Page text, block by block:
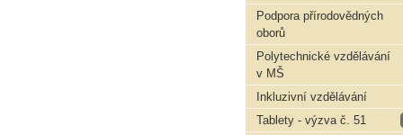
Podpora přírodovědných
oborů
Polytechnické vzdělávání
v MŠ
Inkluzivní vzdělávání
Tablety - výzva č. 51